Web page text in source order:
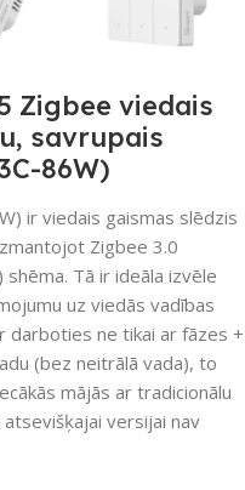
Zigbee viedais
savrupais
86W)
ir viedais gaismas slēdzis
Zigbee 3.0
Tā ir ideāla izvēle
uz viedās vadības
darboties ne tikai ar fāzes +
(bez neitrālā vada), to
mājās ar tradicionālu
versijai nav